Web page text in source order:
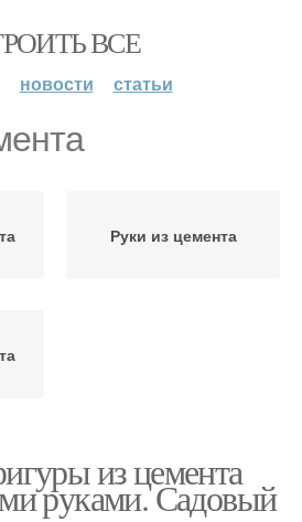
ВСЕ
новости статьи
Руки из цемента
из цемента
руками. Садовый